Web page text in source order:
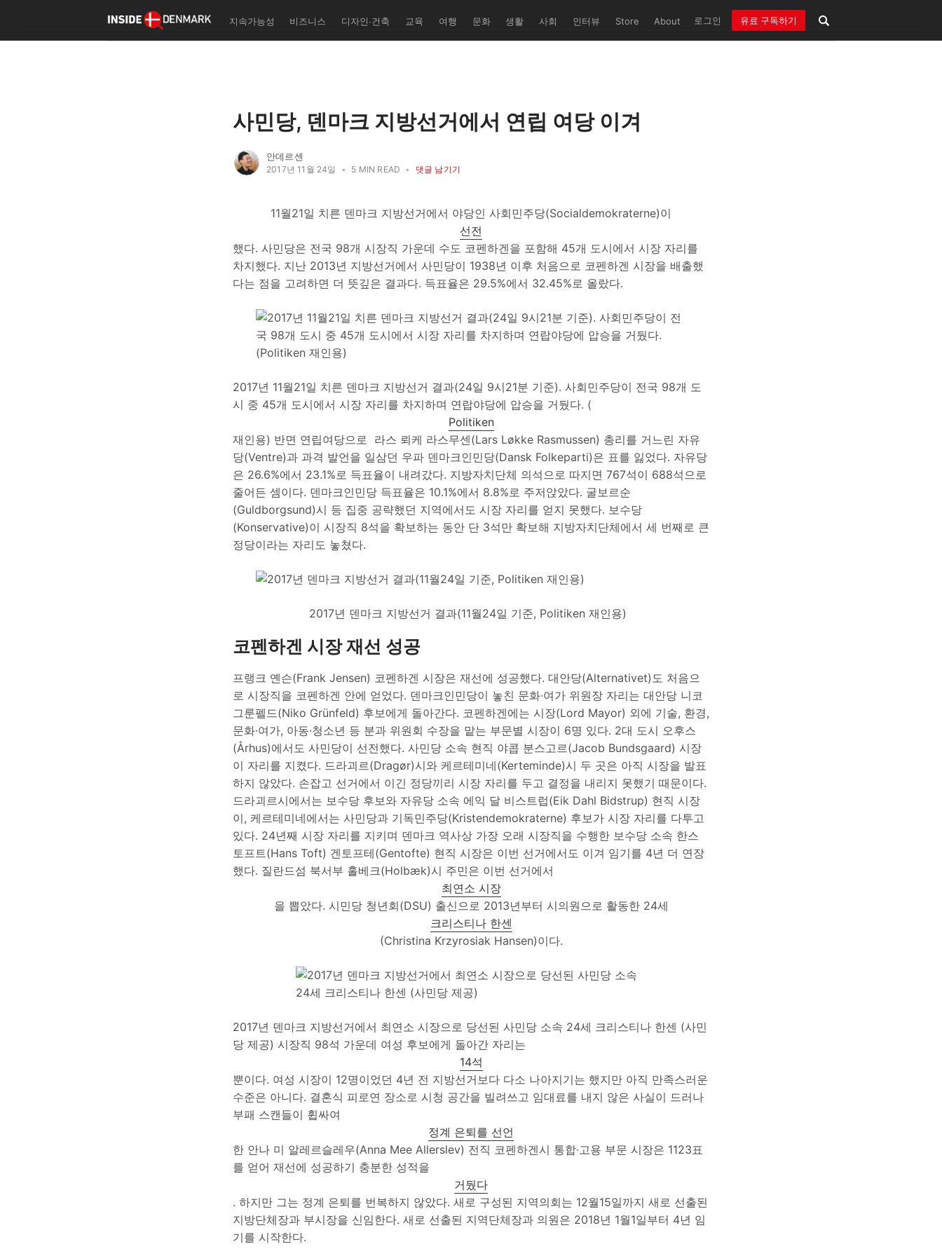
지속가능성 비즈니스 디자인∙건축 교육 여행 문화 생활 사회 인터뷰 Store About 로그인 유료 구독하기
사민당, 덴마크 지방선거에서 연립 여당 이겨
실리테이터
기초 덴마크어 교재 '탄야 쌤과 덴마크
더보기
안데르센
2017년 11월 24일 • 5 MIN READ • 댓글 남기기
11월21일 치른 덴마크 지방선거에서 야당인 사회민주당(Socialdemokraterne)이
선전
했다. 사민당은 전국 98개 시장직 가운데 수도 코펜하겐을 포함해 45개 도시에서 시장 자리를
차지했다. 지난 2013년 지방선거에서 사민당이 1938년 이후 처음으로 코펜하겐 시장을 배출했
다는 점을 고려하면 더 뜻깊은 결과다. 득표율은 29.5%에서 32.45%로 올랐다.
2017년 11월21일 치른 덴마크 지방선거 결과(24일 9시21분 기준). 사회민주당이 전국 98개 도
시 중 45개 도시에서 시장 자리를 차지하며 연랍야당에 압승을 거뒀다. (
Politiken
재인용) 반면 연립여당으로 라스 뢰케 라스무센(Lars Løkke Rasmussen) 총리를 거느린 자유
당(Ventre)과 과격 발언을 일삼던 우파 덴마크인민당(Dansk Folkeparti)은 표를 잃었다. 자유당
은 26.6%에서 23.1%로 득표율이 내려갔다. 지방자치단체 의석으로 따지면 767석이 688석으로
줄어든 셈이다. 덴마크인민당 득표율은 10.1%에서 8.8%로 주저앉았다. 굴보르순
(Guldborgsund)시 등 집중 공략했던 지역에서도 시장 자리를 얻지 못했다. 보수당
(Konservative)이 시장직 8석을 확보하는 동안 단 3석만 확보해 지방자치단체에서 세 번째로 큰
정당이라는 자리도 놓쳤다.
2017년 덴마크 지방선거 결과(11월24일 기준, Politiken 재인용)
코펜하겐 시장 재선 성공
프랭크 옌슨(Frank Jensen) 코펜하겐 시장은 재선에 성공했다. 대안당(Alternativet)도 처음으
로 시장직을 코펜하겐 안에 얻었다. 덴마크인민당이 놓친 문화∙여가 위원장 자리는 대안당 니코
그룬펠드(Niko Grünfeld) 후보에게 돌아간다. 코펜하겐에는 시장(Lord Mayor) 외에 기술, 환경,
문화∙여가, 아동∙청소년 등 분과 위원회 수장을 맡는 부문별 시장이 6명 있다. 2대 도시 오후스
(Århus)에서도 사민당이 선전했다. 사민당 소속 현직 야콥 분스고르(Jacob Bundsgaard) 시장
이 자리를 지켰다. 드라괴르(Dragør)시와 케르테미네(Kerteminde)시 두 곳은 아직 시장을 발표
하지 않았다. 손잡고 선거에서 이긴 정당끼리 시장 자리를 두고 결정을 내리지 못했기 때문이다.
드라괴르시에서는 보수당 후보와 자유당 소속 에익 달 비스트럽(Eik Dahl Bidstrup) 현직 시장
이, 케르테미네에서는 사민당과 기독민주당(Kristendemokraterne) 후보가 시장 자리를 다투고
있다. 24년째 시장 자리를 지키며 덴마크 역사상 가장 오래 시장직을 수행한 보수당 소속 한스
토프트(Hans Toft) 겐토프테(Gentofte) 현직 시장은 이번 선거에서도 이겨 임기를 4년 더 연장
했다. 질란드섬 북서부 홀베크(Holbæk)시 주민은 이번 선거에서
최연소 시장
을 뽑았다. 시민당 청년회(DSU) 출신으로 2013년부터 시의원으로 활동한 24세
크리스티나 한센
(Christina Krzyrosiak Hansen)이다.
2017년 덴마크 지방선거에서 최연소 시장으로 당선된 사민당 소속 24세 크리스티나 한센 (사민
당 제공) 시장직 98석 가운데 여성 후보에게 돌아간 자리는
14석
뿐이다. 여성 시장이 12명이었던 4년 전 지방선거보다 다소 나아지기는 했지만 아직 만족스러운
수준은 아니다. 결혼식 피로연 장소로 시청 공간을 빌려쓰고 임대료를 내지 않은 사실이 드러나
부패 스캔들이 휩싸여
정계 은퇴를 선언
한 안나 미 알레르슬레우(Anna Mee Allerslev) 전직 코펜하겐시 통합∙고용 부문 시장은 1123표
를 얻어 재선에 성공하기 충분한 성적을
거뒀다
. 하지만 그는 정계 은퇴를 번복하지 않았다. 새로 구성된 지역의회는 12월15일까지 새로 선출된
지방단체장과 부시장을 신임한다. 새로 선출된 지역단체장과 의원은 2018년 1월1일부터 4년 임
기를 시작한다.